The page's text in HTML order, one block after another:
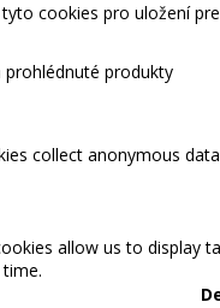
cookies pro uložení
produkty
collect anonymous
allow us to